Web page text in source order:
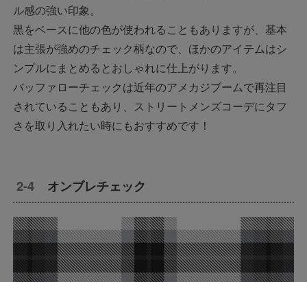
ル感の強い印象。
黒をベースに他の色が使われることもありますが、基本
は主張が強めのチェック柄なので、ほかのアイテムはシ
ンプルにまとめるとおしゃれに仕上がります。
バッファローチェックは近年のアメカジブームで再注目
されていることもあり、ストリートメンズコーデにタフ
さを取り入れたい時にもおすすめです！
オンブレチェック